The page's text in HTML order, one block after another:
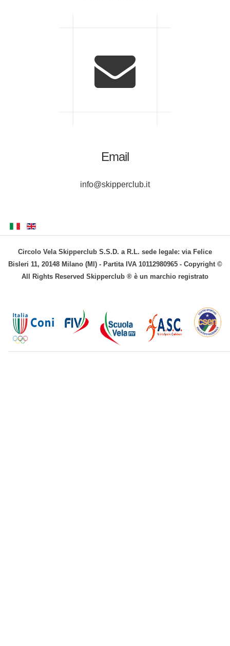
Email
info@skipperclub.it
Circolo Vela Skipperclub S.S.D. a R.L. sede legale: via Felice
Bisleri 11, 20148 Milano (MI) - Partita IVA 10112980965 - Copyright ©
All Rights Reserved Skipperclub ® è un marchio registrato